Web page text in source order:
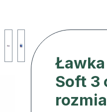
Soft 3